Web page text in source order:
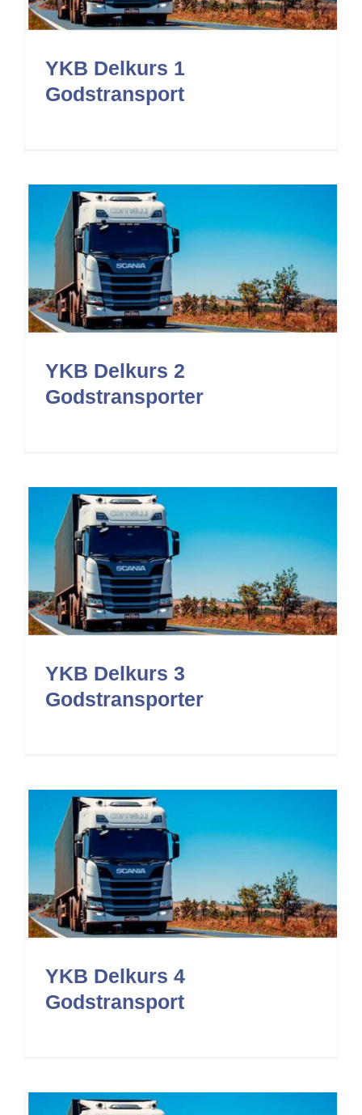
YKB Delkurs 1
Godstransport
YKB Delkurs 2
Godstransporter
YKB Delkurs 3
Godstransporter
YKB Delkurs 4
Godstransport